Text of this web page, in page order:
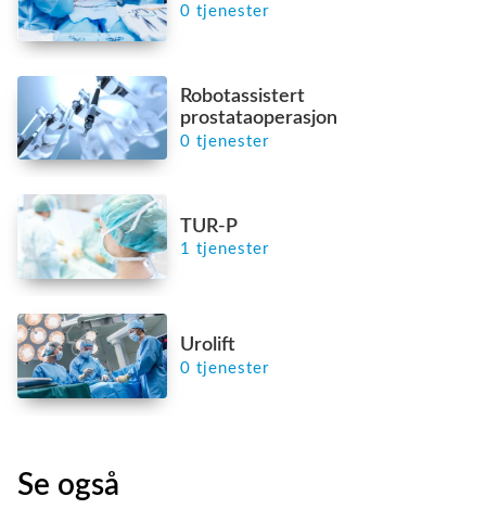
0 tjenester
Robotassistert
prostataoperasjon
0 tjenester
TUR-P
1 tjenester
Urolift
0 tjenester
Se også